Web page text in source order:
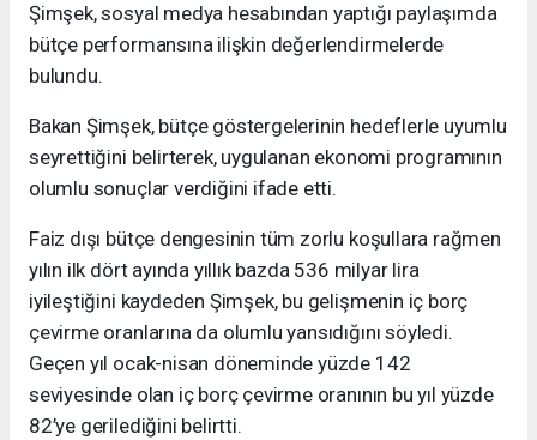
Şimşek, sosyal medya hesabından yaptığı paylaşımda
bütçe performansına ilişkin değerlendirmelerde
bulundu.
Bakan Şimşek, bütçe göstergelerinin hedeflerle uyumlu
seyrettiğini belirterek, uygulanan ekonomi programının
olumlu sonuçlar verdiğini ifade etti.
Faiz dışı bütçe dengesinin tüm zorlu koşullara rağmen
yılın ilk dört ayında yıllık bazda 536 milyar lira
iyileştiğini kaydeden Şimşek, bu gelişmenin iç borç
çevirme oranlarına da olumlu yansıdığını söyledi.
Geçen yıl ocak-nisan döneminde yüzde 142
seviyesinde olan iç borç çevirme oranının bu yıl yüzde
82’ye gerilediğini belirtti.